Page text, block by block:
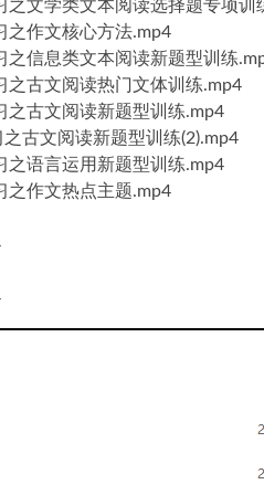
之文学类文本阅读选择题专项训
之作文核心方法.mp4
之信息类文本阅读新题型训练
之古文阅读热门文体训练.mp4
之古文阅读新题型训练.mp4
古文阅读新题型训练(2).mp4
之语言运用新题型训练.mp4
之作文热点主题.mp4